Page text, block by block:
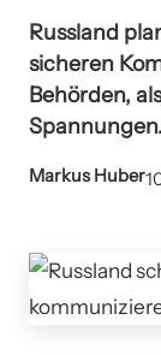
Russland
sicheren
Behörden,
Spannungen.
Markus Huber